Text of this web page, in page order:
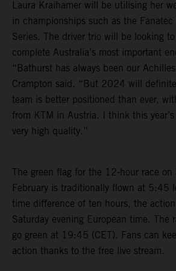
Laura Kraihamer will be utilising her
in championships such as the Fanatec
Series. The driver trio will be looking
complete Australia’s most important
“Bathurst has always been our
Crampton said. “But 2024 will
team is better positioned than ever,
from KTM in Austria. I think this
very high quality.”
The green flag for the 12-hour race on
February is traditionally flown at 5:45
time difference of ten hours, the
Saturday evening European time. The
go green at 19:45 (CET). Fans can
action thanks to the free live stream.